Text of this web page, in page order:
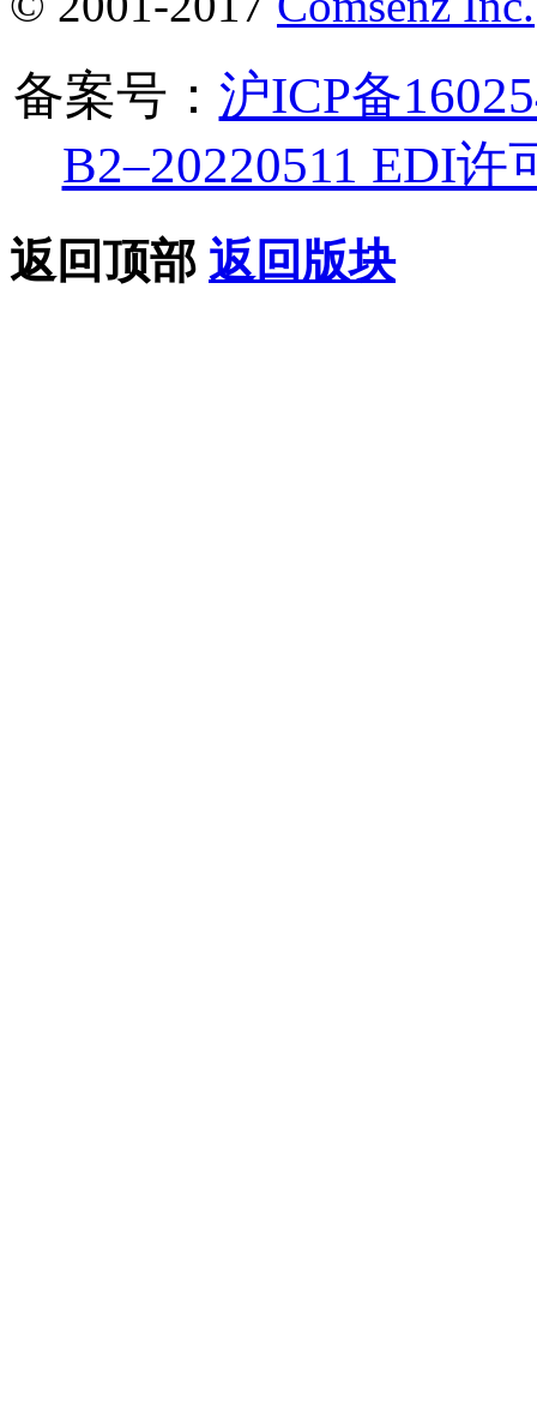
备案号： 沪ICP备
B2–20220511 EDI许
返回顶部 返回版块